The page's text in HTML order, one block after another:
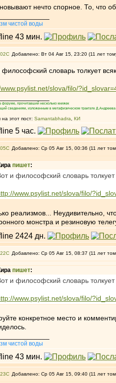
нечто спорное. То, что
чистой воды
Добавлено: Вт 04 Авг 15, 23:20 (11 лет
философский словарь толкует
slova/filo/
форуме, прочитавший несколько книжек
сведениям, изложенным в метафизическом трактате
этот пост: Samantabhadra КИ
Добавлено: Ср 05 Авг 15, 00:36 (11 лет
пишет:
и философский словарь
www.psylist.net/slova/filo/
реализмов... Неудивительно,
монстра и резиновую
Добавлено: Ср 05 Авг 15, 08:37 (11 лет
пишет:
и философский словарь
www.psylist.net/slova/filo/
конкретное место и
чистой воды
Добавлено: Ср 05 Авг 15, 09:40 (11 лет